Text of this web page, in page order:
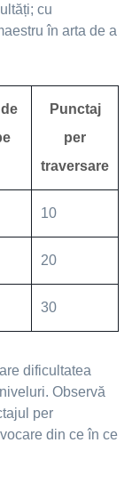
cu
în arta de a
Punctaj
per
traversare
10
20
30
dificultatea
Observă
per
din ce în ce